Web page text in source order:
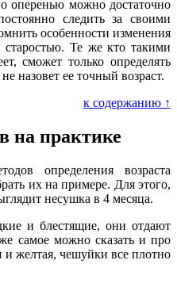
оперенью можно достаточно
следить за своими
особенности изменения
Те же кто такими
сможет только определять
назовет ее точный возраст.
к содержанию ↑
на практике
определения возраста
их на примере. Для этого,
несушка в 4 месяца.
и блестящие, они отдают
самое можно сказать и про
желтая, чешуйки все плотно